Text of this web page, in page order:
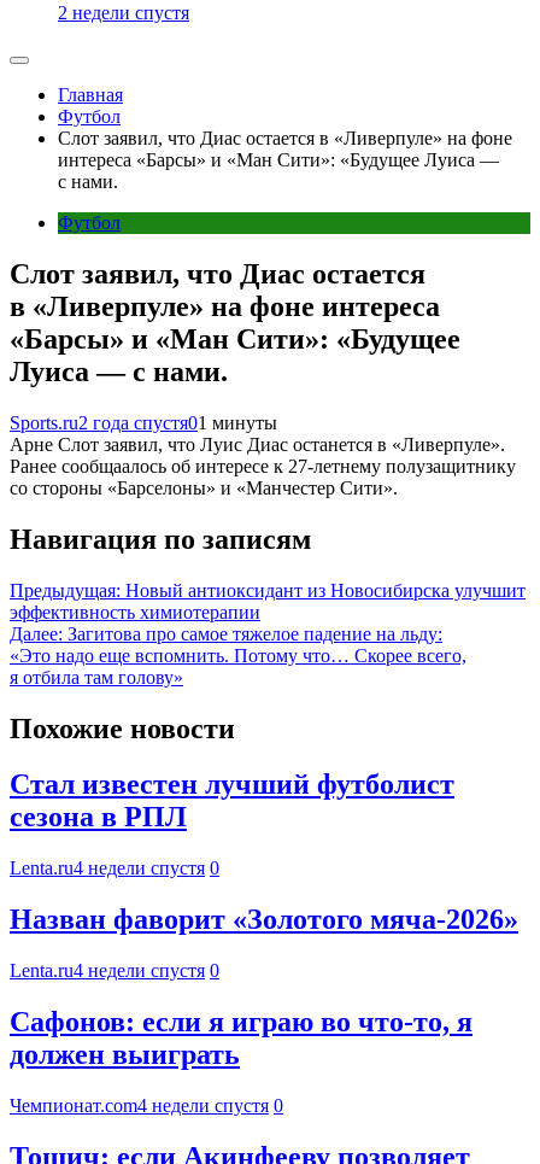
2 недели спустя
Главная
Футбол
Слот заявил, что Диас остается в «Ливерпуле» на фоне
интереса «Барсы» и «Ман Сити»: «Будущее Луиса —
с нами.
Футбол
Слот заявил, что Диас остается
в «Ливерпуле» на фоне интереса
«Барсы» и «Ман Сити»: «Будущее
Луиса — с нами.
Sports.ru2 года спустя01 минуты
Арне Слот заявил, что Луис Диас останется в «Ливерпуле».
Ранее сообщаалось об интересе к 27-летнему полузащитнику
со стороны «Барселоны» и «Манчестер Сити».
Навигация по записям
Предыдущая: Новый антиоксидант из Новосибирска улучшит
эффективность химиотерапии
Далее: Загитова про самое тяжелое падение на льду:
«Это надо еще вспомнить. Потому что… Скорее всего,
я отбила там голову»
Похожие новости
Стал известен лучший футболист
сезона в РПЛ
Lenta.ru4 недели спустя 0
Назван фаворит «Золотого мяча-2026»
Lenta.ru4 недели спустя 0
Сафонов: если я играю во что-то, я
должен выиграть
Чемпионат.com4 недели спустя 0
Тошич: если Акинфееву позволяет